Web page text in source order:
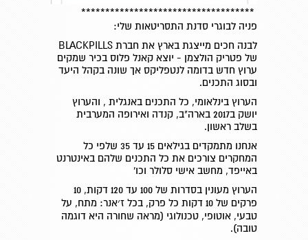
************************************
פניה לבוגרי סדנת התסריטאות שלי:
לבנה חכים מייצגת בארץ את חברת BLACKPILLS
של פטריק הולצמן - יוצא קאנל פלוס בכיר שמקים
ערוץ חדש בדומה לנטפליקס אך שונה בקהל היעד
ובסוג התכנים.
הערוץ בינלאומי, כל התכנים באנגלית , והערוץ
יושק ב2017 בארה"ב, קנדה ואירופה המערבית
בשלב ראשון.
אנחנו מתמקדים בגילאים 15 עד 35 שלפי כל
המחקרים צורכים את כל התכנים שלהם באינטרנט
באייפד, מחשב אישי סלולר וכו'
הערוץ מעונין בסדרות של 100 עד 120 דקות, 10
פרקים של 10 דקות כל פרק, בכל ז׳אנר: מתח, על
טבעי, אוטופי, טכנולוגי (מראה שחורה היא דוגמה
טובה).